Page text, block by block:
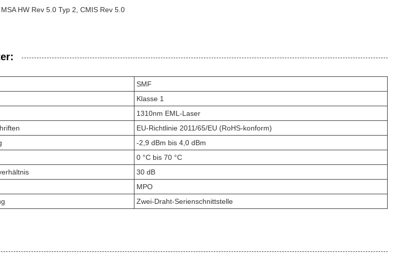
HW Rev 5.0 Typ 2, CMIS Rev 5.0
SMF
Klasse 1
1310nm EML-Laser
EU-Richtlinie 2011/65/EU (RoHS-konform)
-2,9 dBm bis 4,0 dBm
0 °C bis 70 °C
30 dB
MPO
Zwei-Draht-Serienschnittstelle